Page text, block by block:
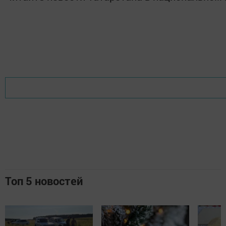
Топ 5 новостей